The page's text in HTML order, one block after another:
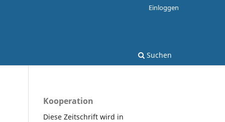
Suchen
Einloggen
Kooperation
Diese Zeitschrift wird in